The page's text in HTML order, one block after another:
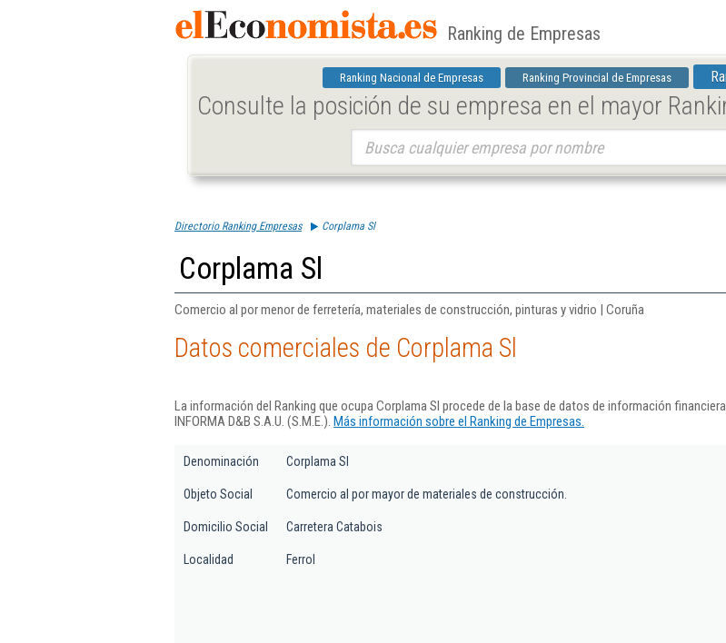
Ranking de Empresas
Ranking Nacional de Empresas Ranking Provincial de Empresas
Consulte la posición de su empresa en el mayor
Directorio Ranking Empresas Corplama Sl
Corplama Sl
Comercio al por menor de ferretería, materiales de construcción, pinturas y vidrio | Coruña
Datos comerciales de Corplama Sl
La información del Ranking que ocupa Corplama Sl procede de la base de datos de información
INFORMA D&B S.A.U. (S.M.E.). Más información sobre el Ranking de Empresas.
Denominación Corplama Sl
Objeto Social Comercio al por mayor de materiales de construcción.
Domicilio Social Carretera Catabois
Localidad Ferrol